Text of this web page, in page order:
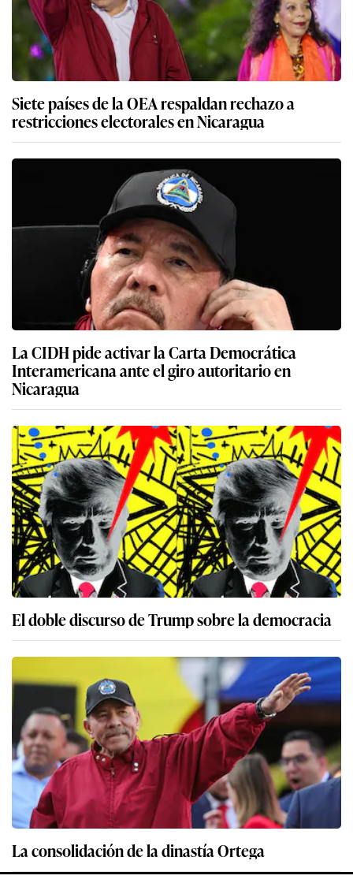
Siete países de la OEA respaldan rechazo a
restricciones electorales en Nicaragua
La CIDH pide activar la Carta Democrática
Interamericana ante el giro autoritario en
Nicaragua
El doble discurso de Trump sobre la democracia
La consolidación de la dinastía Ortega